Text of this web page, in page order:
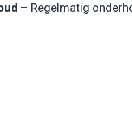
– Regelmatig